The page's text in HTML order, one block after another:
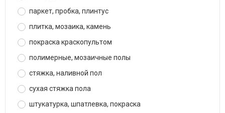
паркет, пробка, плинтус
плитка, мозаика, камень
покраска краскопультом
полимерные, мозаичные полы
стяжка, наливной пол
сухая стяжка пола
штукатурка, шпатлевка, покраска